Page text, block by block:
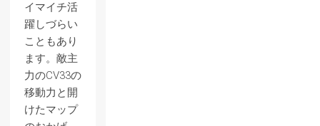
イマイチ活
躍しづらい
こともあり
ます。敵主
力のCV33の
移動力と開
けたマップ